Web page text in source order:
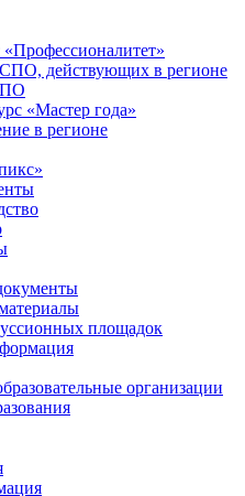
действующих в регионе
«Мастер года»
в регионе
площадок
организации